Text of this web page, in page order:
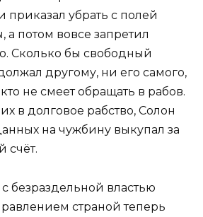
убрать с полей
а потом вовсе запретил
Сколько бы свободный
другому, ни его самого,
не смеет обращать в рабов.
в долговое рабство, Солон
на чужбину выкупал за
счёт.
безраздельной властью
страной теперь